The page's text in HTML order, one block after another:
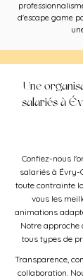
d'escape game
Une
salariés à
Confiez-nous
salariés à Évry-
toute contrainte
vous les
animations
Notre approche
tous types de
Transparence,
collaboration.